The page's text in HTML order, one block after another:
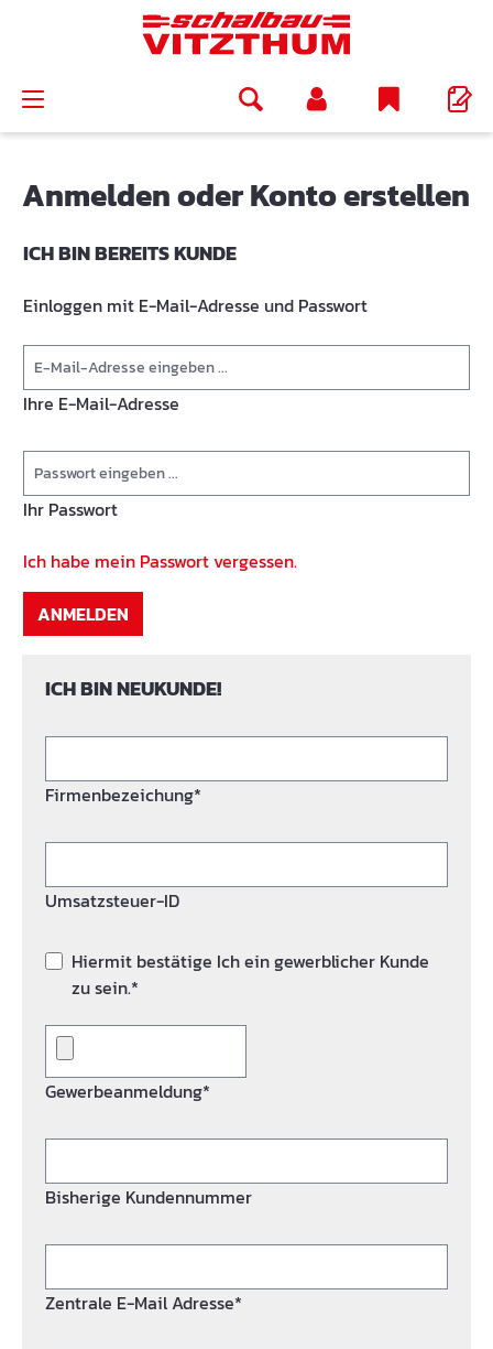
Anmelden oder Konto erstellen
ICH BIN BEREITS KUNDE
Einloggen mit E-Mail-Adresse und Passwort
Ihre E-Mail-Adresse
Ihr Passwort
Ich habe mein Passwort vergessen.
ANMELDEN
ICH BIN NEUKUNDE!
Firmenbezeichung*
Umsatzsteuer-ID
Hiermit bestätige Ich ein gewerblicher Kunde
zu sein.*
Gewerbeanmeldung*
Bisherige Kundennummer
Zentrale E-Mail Adresse*